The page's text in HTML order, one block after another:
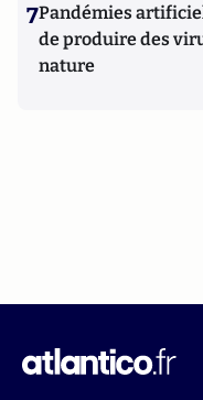
7Pandémies
de produire des
nature